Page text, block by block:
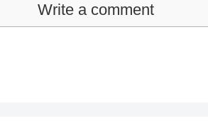
Write a comment